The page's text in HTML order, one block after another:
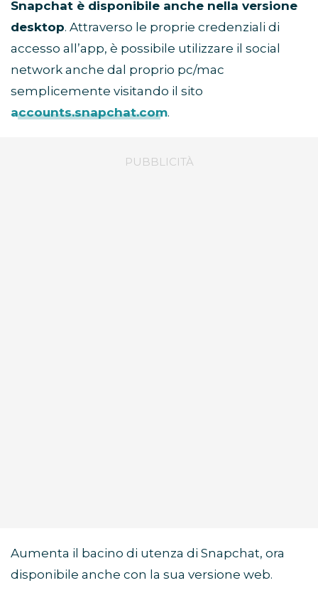
Snapchat è disponibile anche nella versione
desktop. Attraverso le proprie credenziali di
accesso all’app, è possibile utilizzare il social
network anche dal proprio pc/mac
semplicemente visitando il sito
accounts.snapchat.com.
Aumenta il bacino di utenza di Snapchat, ora
disponibile anche con la sua versione web.